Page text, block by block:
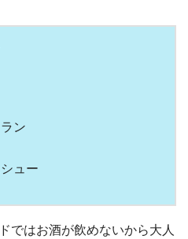
ン
ュー
ではお酒が飲めないから大人